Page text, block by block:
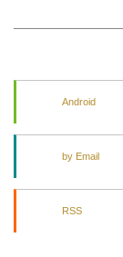
Android
by Email
RSS